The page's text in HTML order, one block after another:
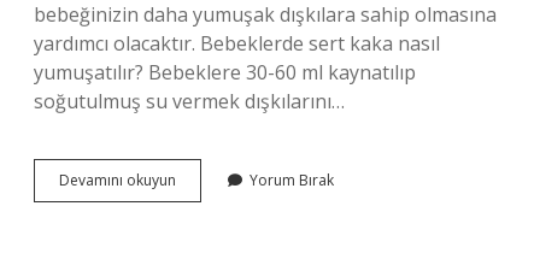
bebeğinizin daha yumuşak dışkılara sahip olmasına
yardımcı olacaktır. Bebeklerde sert kaka nasıl
yumuşatılır? Bebeklere 30-60 ml kaynatılıp
soğutulmuş su vermek dışkılarını…
Devamını okuyun
Için
Yorum Bırak